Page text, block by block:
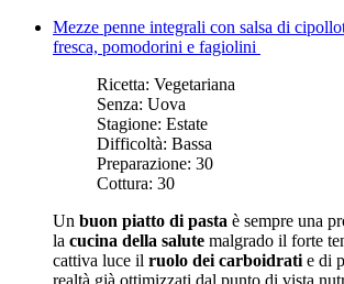
Mezze penne integrali con salsa di
fresca, pomodorini e fagiolini
Ricetta: Vegetariana
Senza: Uova
Stagione: Estate
Difficoltà: Bassa
Preparazione: 30
Cottura: 30
Un buon piatto di pasta è sempre una
la cucina della salute malgrado il forte
cattiva luce il ruolo dei carboidrati e di
realtà già ottimizzati dal punto di vista